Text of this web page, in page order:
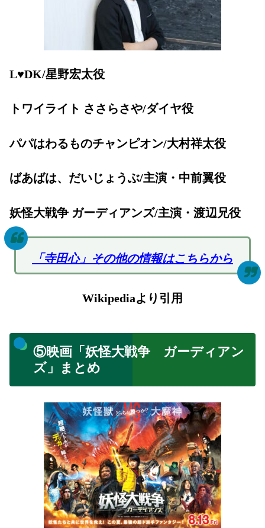
L♥DK/星野宏太役
トワイライト ささらさや/ダイヤ役
パパはわるものチャンピオン/大村祥太役
ばあばは、だいじょうぶ/主演・中前翼役
妖怪大戦争 ガーディアンズ/主演・渡辺兄役
「寺田心」その他の情報はこちらから
Wikipediaより引用
⑤映画「妖怪大戦争 ガーディアン
ズ」まとめ